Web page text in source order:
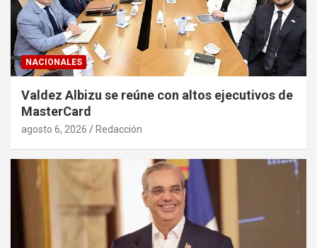
NACIONALES
Valdez Albizu se reúne con altos ejecutivos de
MasterCard
agosto 6, 2026 Redacción